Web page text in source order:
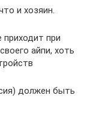
и хозяин.
при
айпи, хоть
должен быть